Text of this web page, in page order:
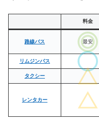
料金
路線バス 最安
リムジンバス
タクシー
レンタカー